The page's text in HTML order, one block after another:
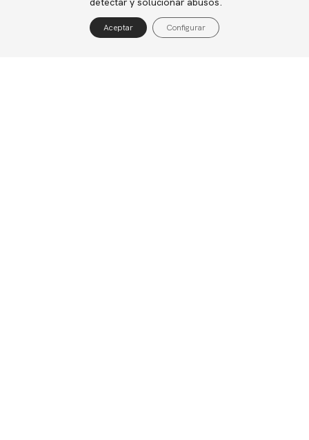
Política de cookies
compañía, pero que incluso cuando se
encuentran, no siempre logran evolucionar a la
misma velocidad que lo hacen las tecnologías, o
Aceptar Configurar